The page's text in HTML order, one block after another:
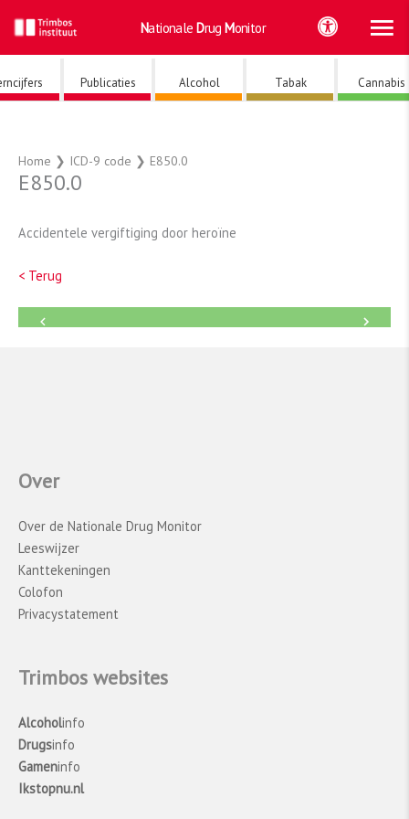
naar
de
inhoud
Nationale Drug Monitor
Publicaties Alcohol Tabak Cannabis
Home ❯ ICD-9 code ❯ E850.0
E850.0
Accidentele vergiftiging door heroïne
< Terug
→
←
Over
Over de Nationale Drug Monitor
Leeswijzer
Kanttekeningen
Colofon
Privacystatement
Trimbos websites
Alcoholinfo
Drugsinfo
Gameninfo
Ikstopnu.nl